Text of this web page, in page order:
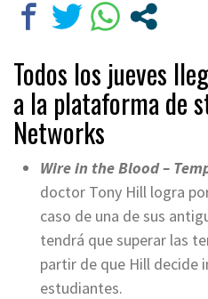
Todos los jueves
a la plataforma de
Networks
Wire in the Blood –
doctor Tony Hill logra
caso de una de sus
tendrá que superar las
partir de que Hill decide
estudiantes.